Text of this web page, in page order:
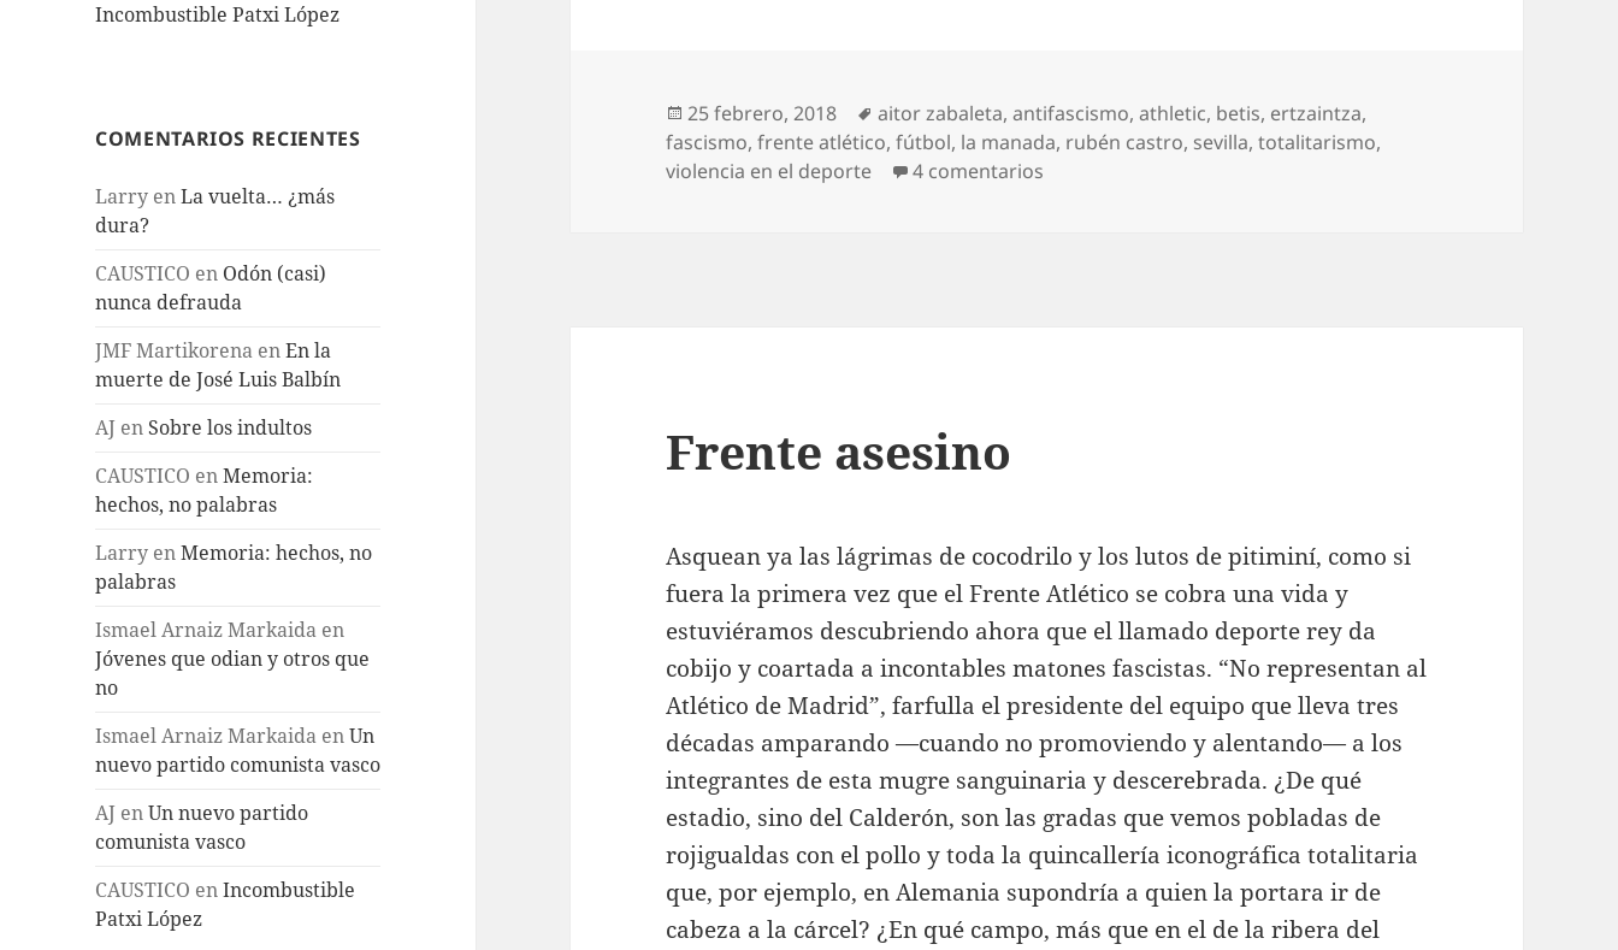
Incombustible Patxi López
COMENTARIOS RECIENTES
Larry enLa vuelta… ¿más
dura?
CAUSTICO en Odón (casi)
nunca defrauda
JMF Martikorena enEn la
muerte de José Luis Balbín
AJ en Sobre los indultos
CAUSTICO enMemoria:
hechos, no palabras
Larry enMemoria: hechos, no
palabras
Ismael Arnaiz Markaida en
Jóvenes que odian y otros que
no
Ismael Arnaiz Markaida enUn
nuevo partido comunista vasco
AJ enUn nuevo partido
comunista vasco
CAUSTICO enIncombustible
Patxi López
Publicado
el
25 febrero, 2018 Etiquetas
aitor zabaleta,antifascismo,athletic, betis, ertzaintza,
fascismo,frente atlético,fútbol, la manada, rubén castro, sevilla,totalitarismo,
violencia en el deporte
4 comentarios
Frente asesino
Asquean ya las lágrimas de cocodrilo y los lutos de pitiminí, como si
fuera la primera vez que el Frente Atlético se cobra una vida y
estuviéramos descubriendo ahora que el llamado deporte rey da
cobijo y coartada a incontables matones fascistas. “No representan al
Atlético de Madrid”, farfulla el presidente del equipo que lleva tres
décadas amparando —cuando no promoviendo y alentando— a los
integrantes de esta mugre sanguinaria y descerebrada. ¿De qué
estadio, sino del Calderón, son las gradas que vemos pobladas de
rojigualdas con el pollo y toda la quincallería iconográfica totalitaria
que, por ejemplo, en Alemania supondría a quien la portara ir de
cabeza a la cárcel? ¿En qué campo, más que en el de la ribera del